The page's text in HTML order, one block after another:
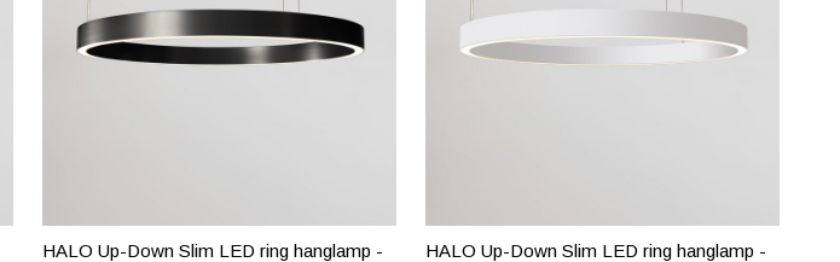
HALO Up-Down Slim LED ring hanglamp -
HALO Up-Down Slim LED ring hanglamp -